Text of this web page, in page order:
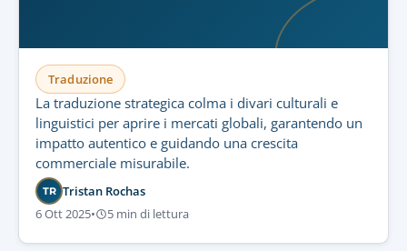
Traduzione
La traduzione strategica colma i divari culturali e
linguistici per aprire i mercati globali, garantendo un
impatto autentico e guidando una crescita
commerciale misurabile.
TR Tristan Rochas
6 Ott 2025• 5 min di lettura